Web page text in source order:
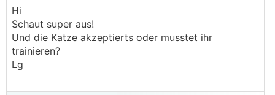
Hi
Schaut super aus!
Und die Katze akzeptierts oder musstet ihr
trainieren?
Lg